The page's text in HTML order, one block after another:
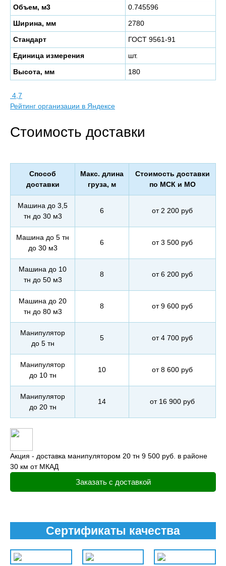
Объем, м3
0.745596
Ширина, мм
2780
Стандарт
ГОСТ 9561-91
Единица измерения
шт.
Высота, мм
180
4,7
Рейтинг организации в Яндексе
Стоимость доставки
Способ
доставки
Макс. длина
груза, м
Стоимость доставки
по МСК и МО
Машина до 3,5
тн до 30 м3
6 от 2 200 руб
Машина до 5 тн
до 30 м3
6 от 3 500 руб
Машина до 10
тн до 50 м3
8 от 6 200 руб
Машина до 20
тн до 80 м3
8 от 9 600 руб
Манипулятор
до 5 тн
5 от 4 700 руб
Манипулятор
до 10 тн
10 от 8 600 руб
Манипулятор
до 20 тн
14 от 16 900 руб
Акция - доставка манипулятором 20 тн 9 500 руб. в районе
30 км от МКАД
Заказать с доставкой
Сертификаты качества